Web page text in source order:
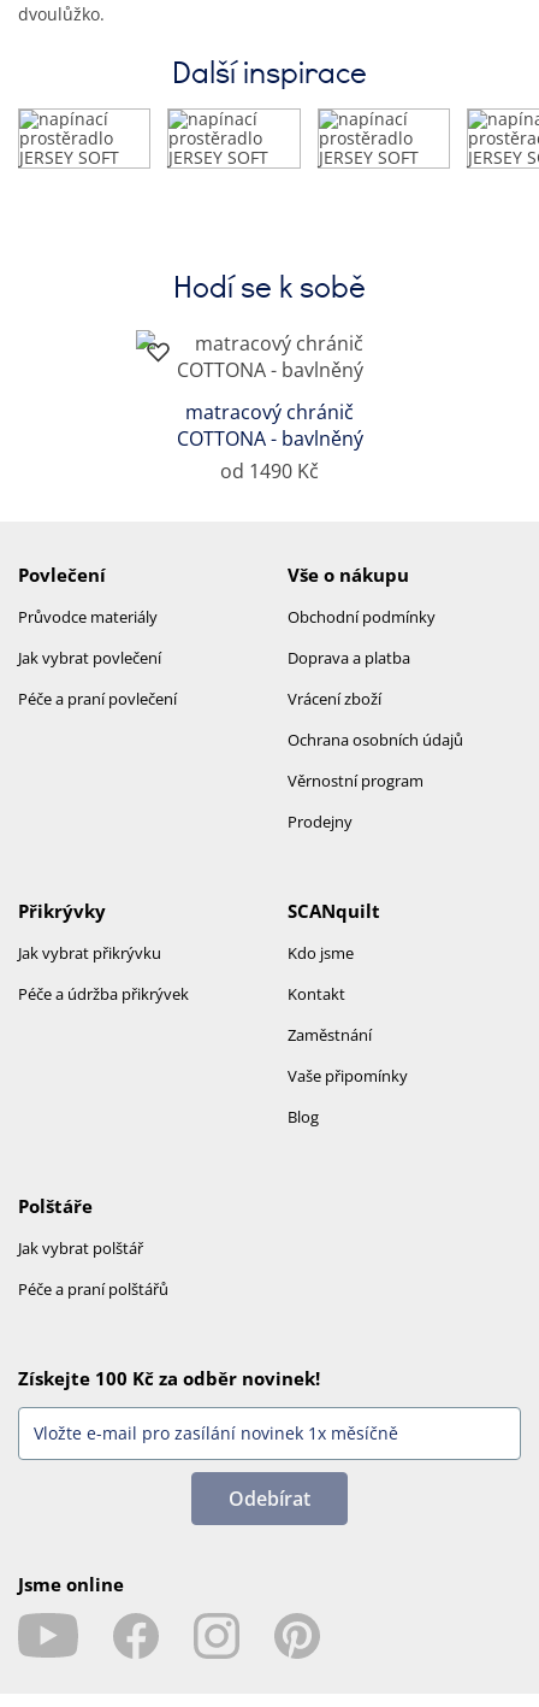
dvoulůžko.
Další inspirace
Hodí se k sobě
matracový chránič
COTTONA - bavlněný
od 1490 Kč
Povlečení
Průvodce materiály
Jak vybrat povlečení
Péče a praní povlečení
Vše o nákupu
Obchodní podmínky
Doprava a platba
Vrácení zboží
Ochrana osobních údajů
Věrnostní program
Prodejny
SCANquilt
Kdo jsme
Kontakt
Zaměstnání
Vaše připomínky
Blog
Přikrývky
Jak vybrat přikrývku
Péče a údržba přikrývek
Polštáře
Jak vybrat polštář
Péče a praní polštářů
Získejte 100 Kč za odběr novinek!
Odebírat
Jsme online